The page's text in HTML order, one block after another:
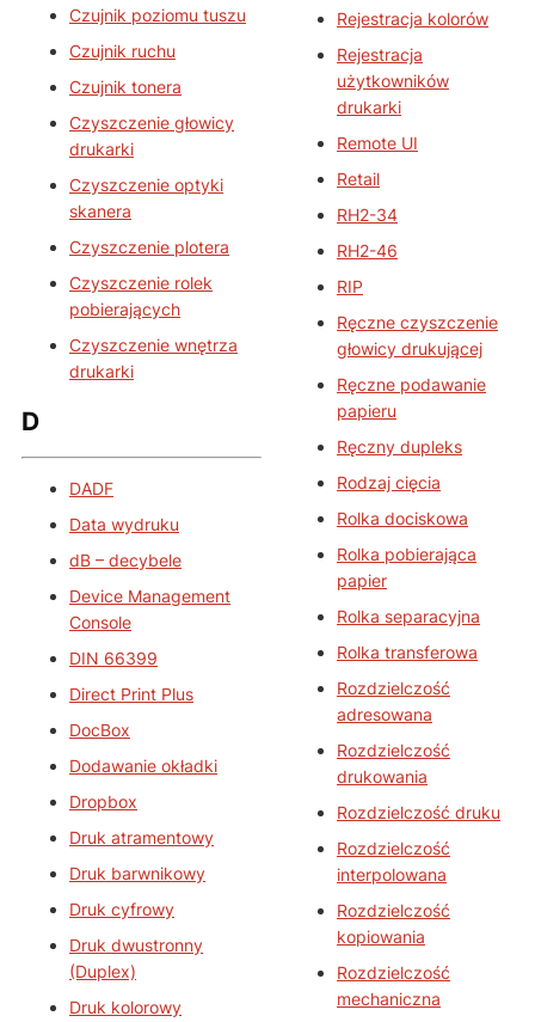
Czujnik poziomu tuszu
Czujnik ruchu
Czujnik tonera
Czyszczenie głowicy
drukarki
Czyszczenie optyki
skanera
Czyszczenie plotera
Czyszczenie rolek
pobierających
Czyszczenie wnętrza
drukarki
D
DADF
Data wydruku
dB – decybele
Device Management
Console
DIN 66399
Direct Print Plus
DocBox
Dodawanie okładki
Dropbox
Druk atramentowy
Druk barwnikowy
Druk cyfrowy
Druk dwustronny
(Duplex)
Druk kolorowy
Rejestracja kolorów
Rejestracja
użytkowników
drukarki
Remote UI
Retail
RH2-34
RH2-46
RIP
Ręczne czyszczenie
głowicy drukującej
Ręczne podawanie
papieru
Ręczny dupleks
Rodzaj cięcia
Rolka dociskowa
Rolka pobierająca
papier
Rolka separacyjna
Rolka transferowa
Rozdzielczość
adresowana
Rozdzielczość
drukowania
Rozdzielczość druku
Rozdzielczość
interpolowana
Rozdzielczość
kopiowania
Rozdzielczość
mechaniczna